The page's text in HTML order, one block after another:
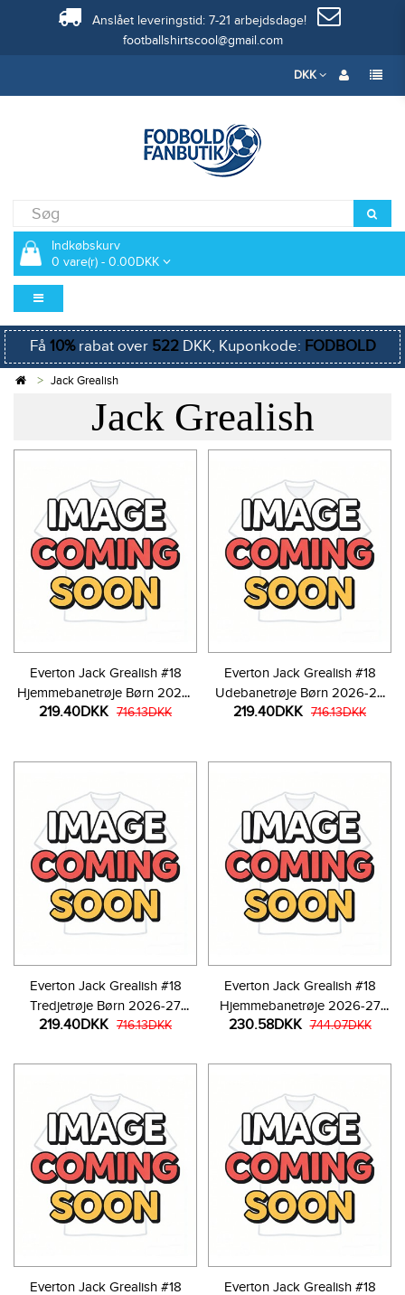
Anslået leveringstid: 7-21 arbejdsdage!
footballshirtscool@gmail.com
DKK
Indkøbskurv
0 vare(r) - 0.00DKK
Få 10%rabat over 522DKK, Kuponkode: FODBOLD
Jack Grealish
Jack Grealish
Everton Jack Grealish #18
Hjemmebanetrøje Børn 2026-
27 Kortærmet (+ Korte bukser)
219.40DKK 716.13DKK
Everton Jack Grealish #18
Udebanetrøje Børn 2026-27
Kortærmet (+ Korte bukser)
219.40DKK 716.13DKK
Everton Jack Grealish #18
Tredjetrøje Børn 2026-27
Kortærmet (+ Korte bukser)
219.40DKK 716.13DKK
Everton Jack Grealish #18
Hjemmebanetrøje 2026-27
Kortærmet
230.58DKK 744.07DKK
Everton Jack Grealish #18
Everton Jack Grealish #18